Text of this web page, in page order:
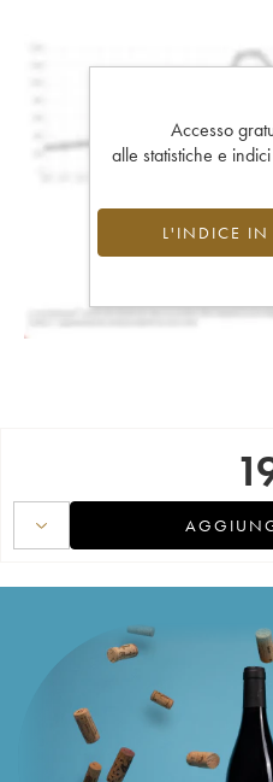
Accesso
alle statistiche e
L'INDICE IN